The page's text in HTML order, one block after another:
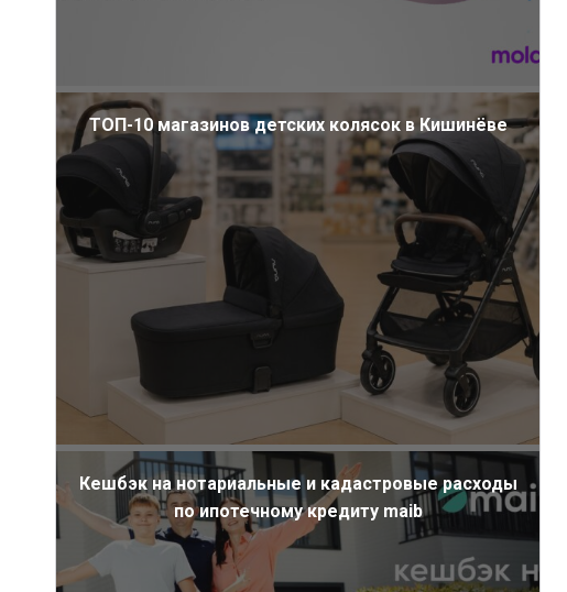
ТОП-10 магазинов детских колясок в Кишинёве
Кешбэк на нотариальные и кадастровые расходы
по ипотечному кредиту maib